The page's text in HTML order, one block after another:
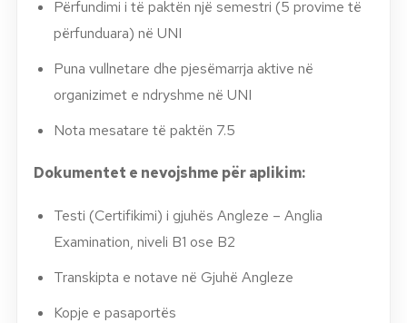
Përfundimi i të paktën një semestri (5 provime të
përfunduara) në UNI
Puna vullnetare dhe pjesëmarrja aktive në
organizimet e ndryshme në UNI
Nota mesatare të paktën 7.5
Dokumentet e nevojshme për aplikim:
Testi (Certifikimi) i gjuhës Angleze – Anglia
Examination, niveli B1 ose B2
Transkipta e notave në Gjuhë Angleze
Kopje e pasaportës